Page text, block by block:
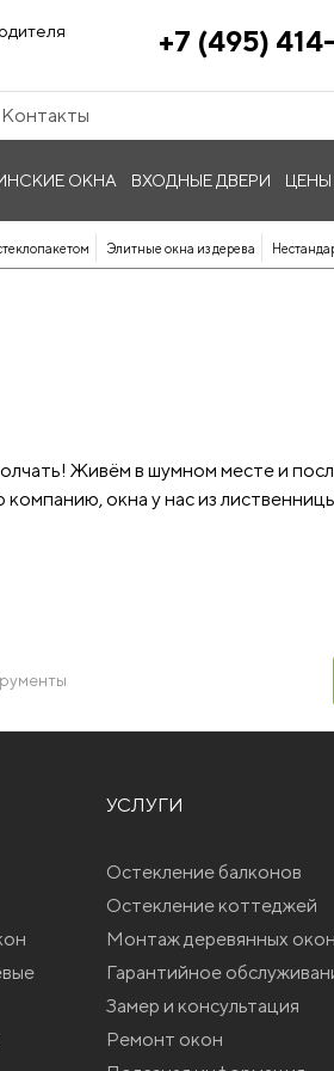
+7 (495)
Контакты
ОКНА ВХОДНЫЕ ДВЕРИ ЦЕНЫ
Элитные окна из дерева
Живём в шумном месте и
окна у нас из
УСЛУГИ
Остекление балконов
Остекление коттеджей
Монтаж деревянных окон
Гарантийное
Замер и консультация
Ремонт окон